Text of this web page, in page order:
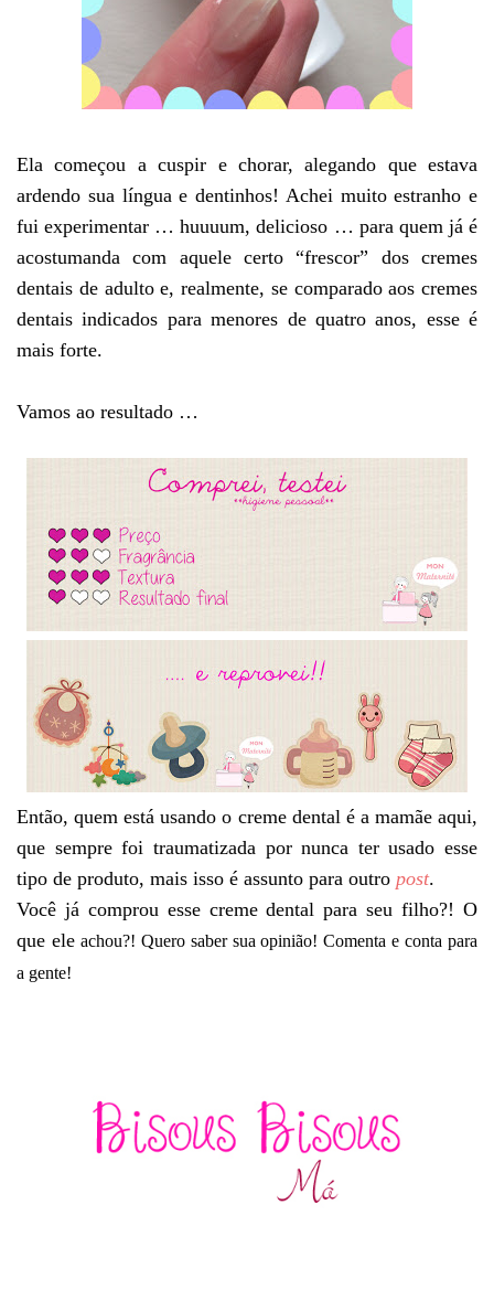
Ela começou a cuspir e chorar, alegando que estava
ardendo sua língua e dentinhos! Achei muito estranho e
fui experimentar … huuuum, delicioso … para quem já é
acostumanda com aquele certo “frescor” dos cremes
dentais de adulto e, realmente, se comparado aos cremes
dentais indicados para menores de quatro anos, esse é
mais forte.
Vamos ao resultado …
Então, quem está usando o creme dental é a mamãe aqui,
que sempre foi traumatizada por nunca ter usado esse
tipo de produto, mais isso é assunto para outro post.
Você já comprou esse creme dental para seu filho?! O
que eleachou?! Quero saber sua opinião! Comenta e conta para
a gente!